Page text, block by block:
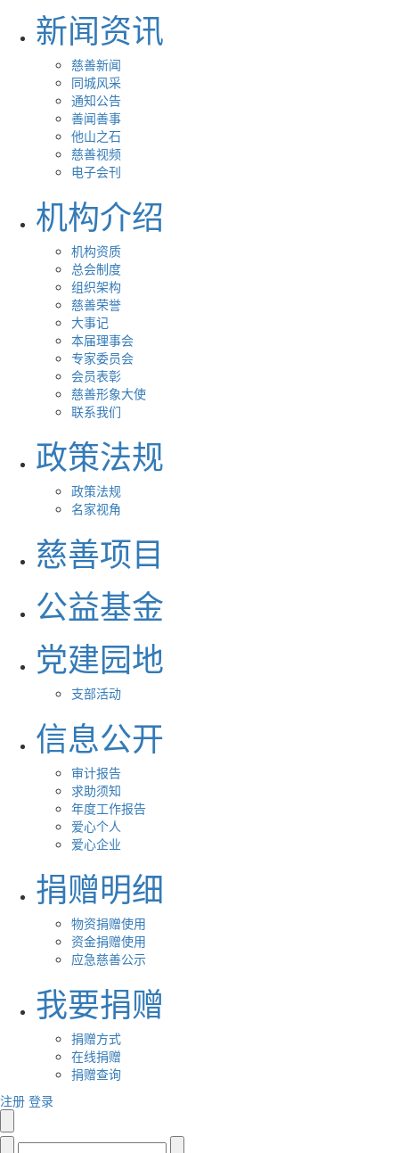
新闻资讯
慈善新闻
同城风采
通知公告
善闻善事
他山之石
慈善视频
电子会刊
机构介绍
机构资质
总会制度
组织架构
慈善荣誉
大事记
本届理事会
专家委员会
会员表彰
慈善形象大使
联系我们
政策法规
政策法规
名家视角
慈善项目
公益基金
党建园地
支部活动
信息公开
审计报告
求助须知
年度工作报告
爱心个人
爱心企业
捐赠明细
物资捐赠使用
资金捐赠使用
应急慈善公示
我要捐赠
捐赠方式
在线捐赠
捐赠查询
注册 登录